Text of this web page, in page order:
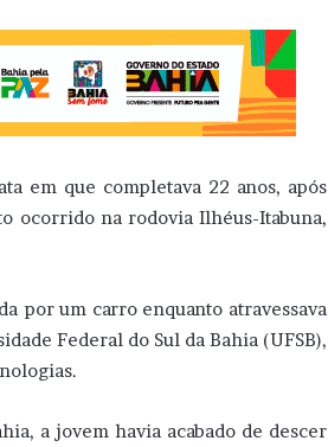
em que completava 22 anos, após
ocorrido na rodovia Ilhéus-Itabuna,
por um carro enquanto atravessava
Federal do Sul da Bahia (UFSB),
a jovem havia acabado de descer